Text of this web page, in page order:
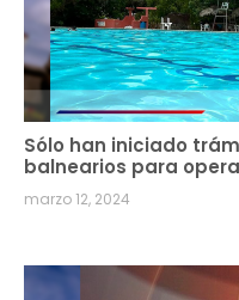
Sólo han iniciado
balnearios para
marzo 12, 2024